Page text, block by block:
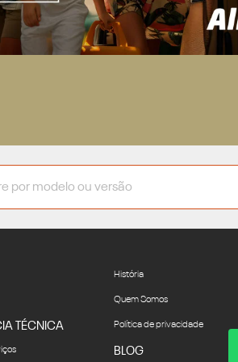
TÉCNICA
História
Quem Somos
Política de privacidade
BLOG